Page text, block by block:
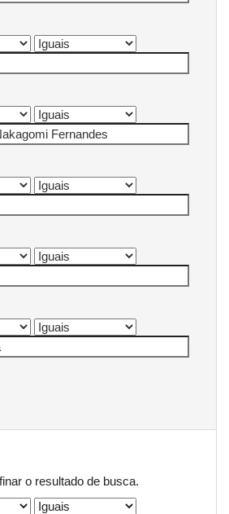
o resultado de busca.